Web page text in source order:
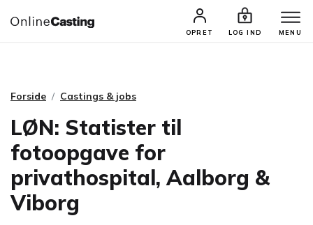
OPRET LOG IND MENU
CASTINGS & JOBS SØG PROFIL
Forside Castings & jobs
LØN: Statister til
fotoopgave for
privathospital, Aalborg &
Viborg